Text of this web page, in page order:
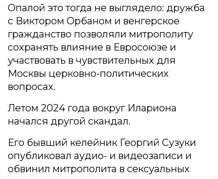
Опалой это тогда не выглядело: дружба
с Виктором Орбаном и венгерское
гражданство позволяли митрополиту
сохранять влияние в Евросоюзе и
участвовать в чувствительных для
Москвы церковно-политических
вопросах.
Летом 2024 года вокруг Илариона
начался другой скандал.
Его бывший келейник Георгий Сузуки
опубликовал аудио- и видеозаписи и
обвинил митрополита в сексуальных